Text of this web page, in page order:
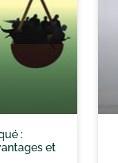
:
et